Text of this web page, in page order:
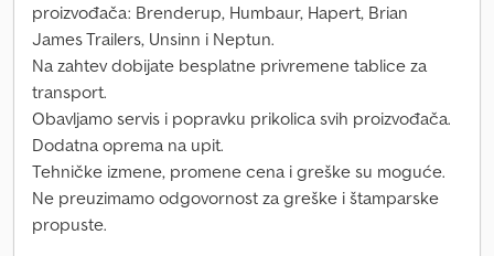
proizvođača: Brenderup, Humbaur, Hapert, Brian
James Trailers, Unsinn i Neptun.
Na zahtev dobijate besplatne privremene tablice za
transport.
Obavljamo servis i popravku prikolica svih proizvođača.
Dodatna oprema na upit.
Tehničke izmene, promene cena i greške su moguće.
Ne preuzimamo odgovornost za greške i štamparske
propuste.